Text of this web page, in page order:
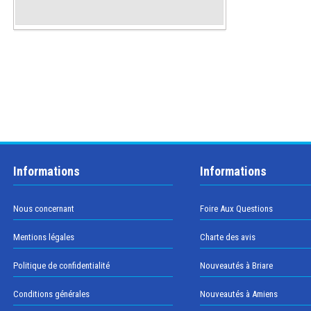
Informations
Nous concernant
Mentions légales
Politique de confidentialité
Conditions générales
Informations
Foire Aux Questions
Charte des avis
Nouveautés à Briare
Nouveautés à Amiens